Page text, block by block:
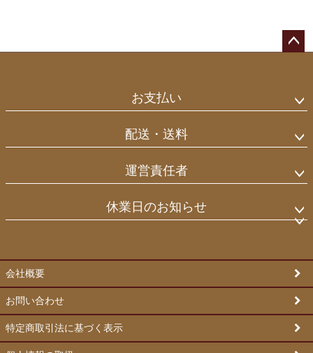
お支払い
配送・送料
運営責任者
休業日のお知らせ
会社概要
お問い合わせ
特定商取引法に基づく表示